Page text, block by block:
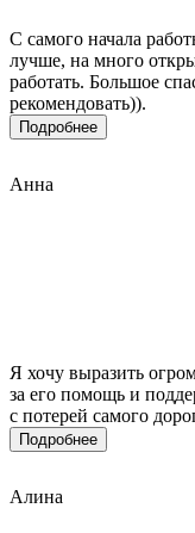
С самого начала
лучше, на много
работать. Большое
рекомендовать)).
Подробнее
Анна
Я хочу выразить
за его помощь и
с потерей самого
Подробнее
Алина